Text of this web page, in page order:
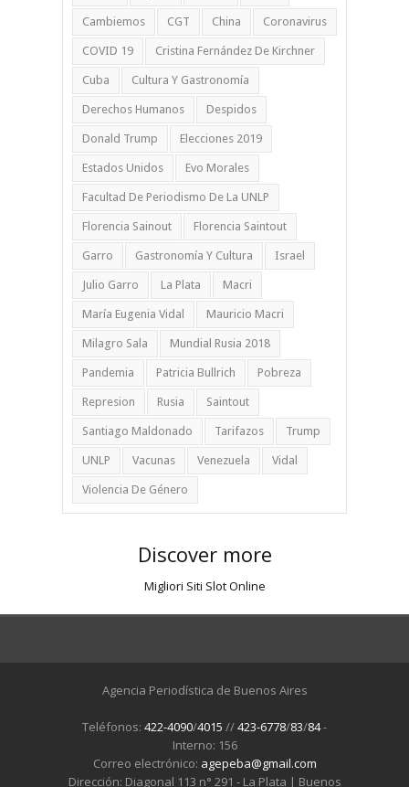
Cambiemos CGT China Coronavirus
COVID 19 Cristina Fernández De Kirchner
Cuba Cultura Y Gastronomía
Derechos Humanos Despidos
Donald Trump Elecciones 2019
Estados Unidos Evo Morales
Facultad De Periodismo De La UNLP
Florencia Sainout Florencia Saintout
Garro Gastronomía Y Cultura Israel
Julio Garro La Plata Macri
María Eugenia Vidal Mauricio Macri
Milagro Sala Mundial Rusia 2018
Pandemia Patricia Bullrich Pobreza
Represion Rusia Saintout
Santiago Maldonado Tarifazos Trump
UNLP Vacunas Venezuela Vidal
Violencia De Género
Discover more
Migliori Siti Slot Online
Agencia Periodística de Buenos Aires
Teléfonos: 422-4090/4015 //423-6778/83/84-
Interno: 156
Correo electrónico: agepeba@gmail.com
Dirección: Diagonal 113 n° 291 - La Plata | Buenos